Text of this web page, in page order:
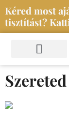
Skip
to
content
Kéred most
tisztítást?